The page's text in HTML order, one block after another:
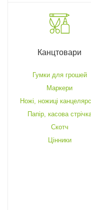
Канцтовари
Гумки для грошей
Маркери
Ножі, ножиці
Папір, касова
Скотч
Цінники